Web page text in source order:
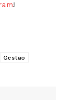
!
Gestão